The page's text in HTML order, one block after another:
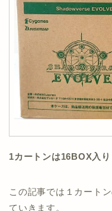
1カートンは16BOX入り
この記事では１カート
ていきます。